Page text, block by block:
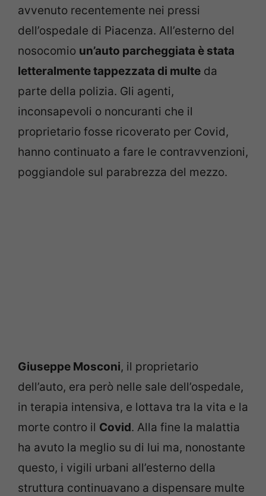
avvenuto recentemente nei pressi
dell’ospedale di Piacenza. All’esterno del
nosocomio un’auto parcheggiata è stata
letteralmente tappezzata di multe da
parte della polizia. Gli agenti,
inconsapevoli o noncuranti che il
proprietario fosse ricoverato per Covid,
hanno continuato a fare le contravvenzioni,
poggiandole sul parabrezza del mezzo.
Giuseppe Mosconi, il proprietario
dell’auto, era però nelle sale dell’ospedale,
in terapia intensiva, e lottava tra la vita e la
morte contro il Covid. Alla fine la malattia
ha avuto la meglio su di lui ma, nonostante
questo, i vigili urbani all’esterno della
struttura continuavano a dispensare multe